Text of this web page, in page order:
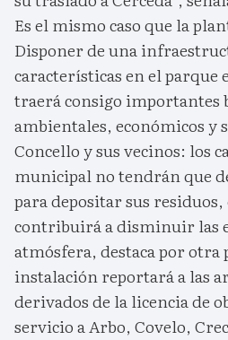
Es el mismo caso que la
Disponer de una
características en el parque
traerá consigo importantes
ambientales, económicos y
Concello y sus vecinos: los
municipal no tendrán que
para depositar sus
contribuirá a disminuir las
atmósfera, destaca por otra
instalación reportará a las
derivados de la licencia de
servicio a Arbo, Covelo,